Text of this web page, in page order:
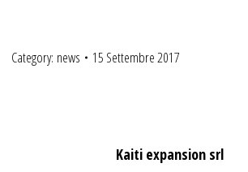
Category: news 15 Settembre 2017
Kaiti expansion srl